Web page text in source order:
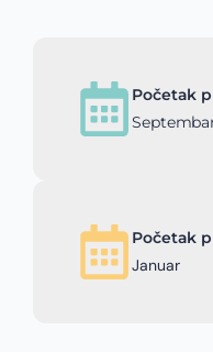
Početak
Početak
Januar